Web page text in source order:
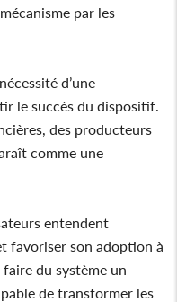
par les
d’une
le succès du dispositif.
des producteurs
comme une
entendent
favoriser son adoption à
faire du système un
de transformer les